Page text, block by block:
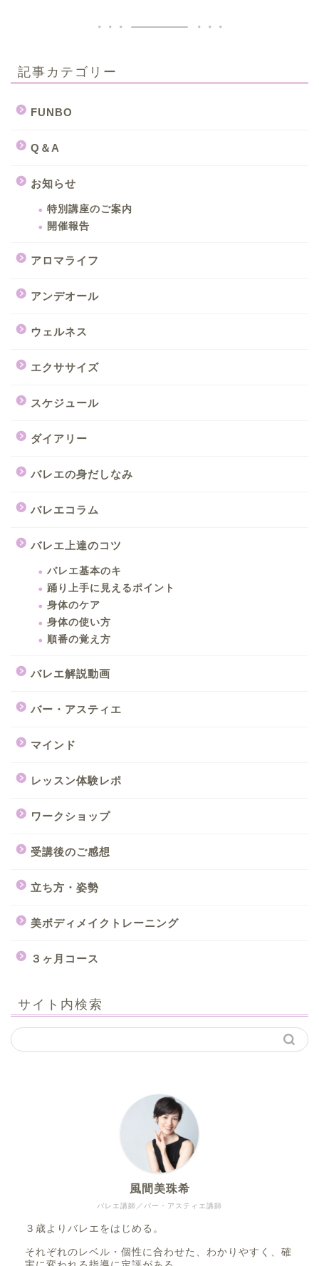
記事カテゴリー
FUNBO
Q＆A
お知らせ
特別講座のご案内
開催報告
アロマライフ
アンデオール
ウェルネス
エクササイズ
スケジュール
ダイアリー
バレエの身だしなみ
バレエコラム
バレエ上達のコツ
バレエ基本のキ
踊り上手に見えるポイント
身体のケア
身体の使い方
順番の覚え方
バレエ解説動画
バー・アスティエ
マインド
レッスン体験レポ
ワークショップ
受講後のご感想
立ち方・姿勢
美ボディメイクトレーニング
３ヶ月コース
サイト内検索
バレエ講師／バー・アスティエ講師
風間美珠希
３歳よりバレエをはじめる。
それぞれのレベル・個性に合わせた、わかりやすく、確